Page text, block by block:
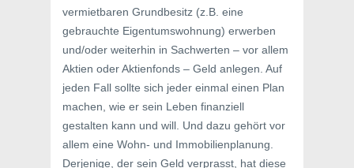
vermietbaren Grundbesitz (z.B. eine
gebrauchte Eigentumswohnung) erwerben
und/oder weiterhin in Sachwerten – vor allem
Aktien oder Aktienfonds – Geld anlegen. Auf
jeden Fall sollte sich jeder einmal einen Plan
machen, wie er sein Leben finanziell
gestalten kann und will. Und dazu gehört vor
allem eine Wohn- und Immobilienplanung.
Derjenige, der sein Geld verprasst, hat diese